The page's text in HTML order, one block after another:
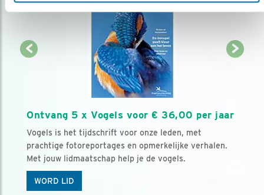
Ontvang 5 x Vogels voor € 36,00 per jaar
Vogels is het tijdschrift voor onze leden, met
prachtige fotoreportages en opmerkelijke verhalen.
Met jouw lidmaatschap help je de vogels.
WORD LID